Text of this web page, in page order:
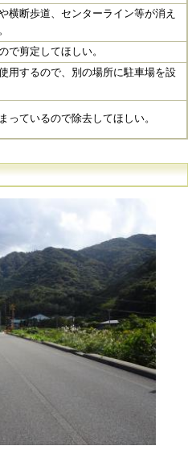
横断歩道、センターライン等が消え
で剪定してほしい。​
用するので、別の場所に駐車場を設
っているので除去してほしい。​